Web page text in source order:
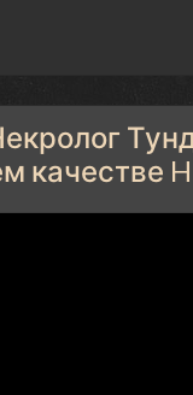
качестве